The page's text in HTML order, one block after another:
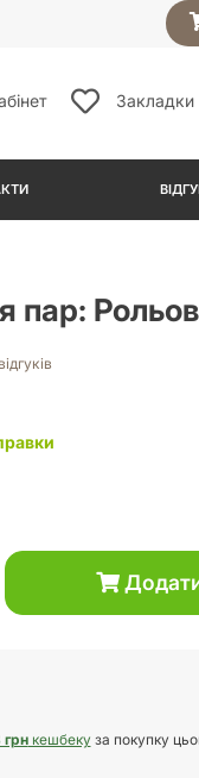
Закладки
пар:
грнкешбекуза покупку